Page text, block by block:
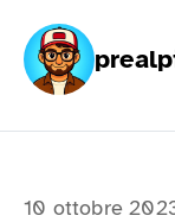
10 ottobre